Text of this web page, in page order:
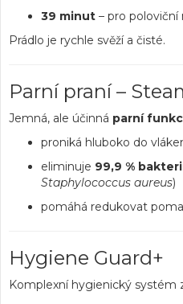
39 minut – pro poloviční
Prádlo je rychle svěží a čisté.
Parní praní –
Jemná, ale účinná parní
proniká hluboko do
eliminuje 99,9 %
Staphylococcus aureus)
pomáhá redukovat
Hygiene Guard+
Komplexní hygienický systém